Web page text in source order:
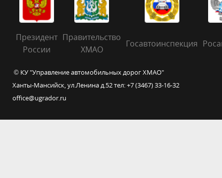
Президент
России
Правительство
ХМАО
Госавтоинспекция
© КУ "Управление автомобильных дорог ХМАО"
Ханты-Мансийск, ул.Ленина д.52 тел: +7 (3467) 33-16-32
office@ugrador.ru